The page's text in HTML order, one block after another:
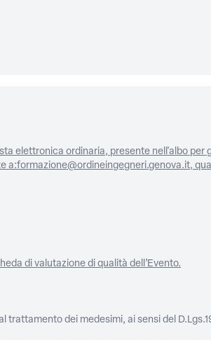
elettronica ordinaria, presente nell'albo per
di valutazione di qualità dell’Evento.
dei medesimi, ai sensi del